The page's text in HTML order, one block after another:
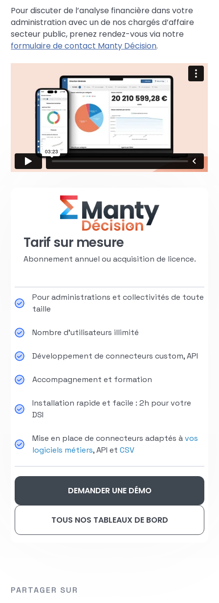
Pour discuter de l’analyse financière dans votre
administration avec un de nos chargés d’affaire
secteur public, prenez rendez-vous via notre
formulaire de contact Manty Décision.
Revenir à l'index des fiches
financières Manty
Tarif sur mesure
Abonnement annuel ou acquisition de licence.
Pour administrations et collectivités de toute
taille
Nombre d'utilisateurs illimité
Développement de connecteurs custom, API
Accompagnement et formation
Installation rapide et facile : 2h pour votre
DSI
Mise en place de connecteurs adaptés àvos
logiciels métiers, API etCSV
DEMANDER UNE DÉMO
TOUS NOS TABLEAUX DE BORD
PARTAGER SUR